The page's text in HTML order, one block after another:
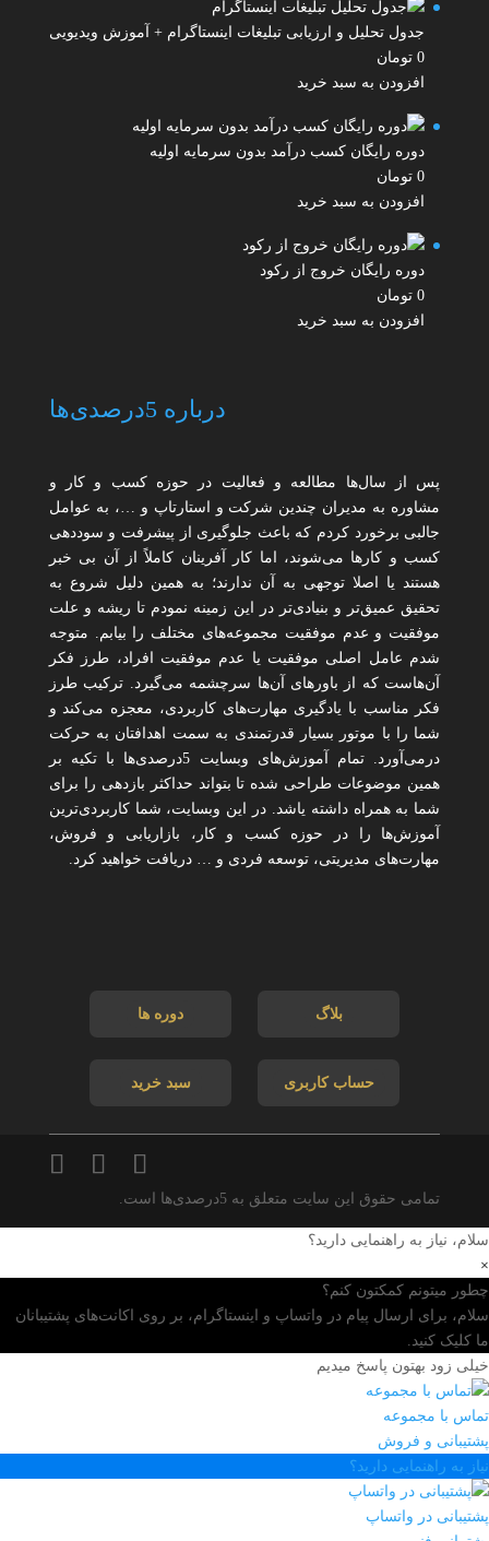
جدول تحلیل و ارزیابی تبلیغات اینستاگرام + آموزش ویدیویی
0 تومان
افزودن به سبد خرید
دوره رایگان کسب درآمد بدون سرمایه اولیه
0 تومان
افزودن به سبد خرید
دوره رایگان خروج از رکود
0 تومان
افزودن به سبد خرید
درباره 5درصدی‌ها
پس از سال‌ها مطالعه و فعالیت در حوزه کسب و کار و
مشاوره به مدیران چندین شرکت و استارتاپ و …، به عوامل
جالبی برخورد کردم که باعث جلوگیری از پیشرفت و سوددهی
کسب و کارها می‌شوند، اما کار آفرینان کاملاً از آن بی خبر
هستند یا اصلا توجهی به آن ندارند؛ به همین دلیل شروع به
تحقیق عمیق‌تر و بنیادی‌تر در این زمینه نمودم تا ریشه و علت
موفقیت و عدم موفقیت مجموعه‌های مختلف را بیابم. متوجه
شدم عامل اصلی موفقیت یا عدم موفقیت افراد، طرز فکر
آن‌هاست که از باورهای آن‌ها سرچشمه می‌گیرد. ترکیب طرز
فکر مناسب با یادگیری مهارت‌های کاربردی، معجزه می‌کند و
شما را با موتور بسیار قدرتمندی به سمت اهدافتان به حرکت
درمی‌آورد. تمام آموزش‌های وبسایت 5درصدی‌ها با تکیه بر
همین موضوعات طراحی شده تا بتواند حداکثر بازدهی را برای
شما به همراه داشته یاشد. در این وبسایت، شما کاربردی‌ترین
آموزش‌ها را در حوزه کسب و کار، بازاریابی و فروش،
مهارت‌های مدیریتی، توسعه فردی و … دریافت خواهید کرد.
بلاگ دوره ها
حساب کاربری سبد خرید
تمامی حقوق این سایت متعلق به 5درصدی‌ها است.
سلام، نیاز به راهنمایی دارید؟
×
چطور میتونم کمکتون کنم؟
سلام، برای ارسال پیام در واتساپ و اینستاگرام، بر روی اکانت‌های پشتیبانان
ما کلیک کنید.
خیلی زود بهتون پاسخ میدیم
تماس با مجموعه
پشتیبانی و فروش
نیاز به راهنمایی دارید؟
پشتیبانی در واتساپ